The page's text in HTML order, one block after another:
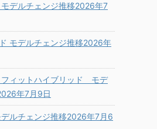
デルチェンジ推移2026年7
モデルチェンジ推移2026年
フィットハイブリッド モデ
年7月9日
デルチェンジ推移2026年7月6